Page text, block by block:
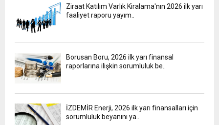
Ziraat Katılım Varlık Kiralama'nın 2026 ilk yarı
faaliyet raporu yayım..
Borusan Boru, 2026 ilk yarı finansal
raporlarına ilişkin sorumluluk be..
İZDEMİR Enerji, 2026 ilk yarı finansalları için
sorumluluk beyanını ya..